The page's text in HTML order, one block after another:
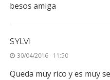
besos amiga
SYLVI
30/04/2016 - 11:50
Queda muy rico y es muy